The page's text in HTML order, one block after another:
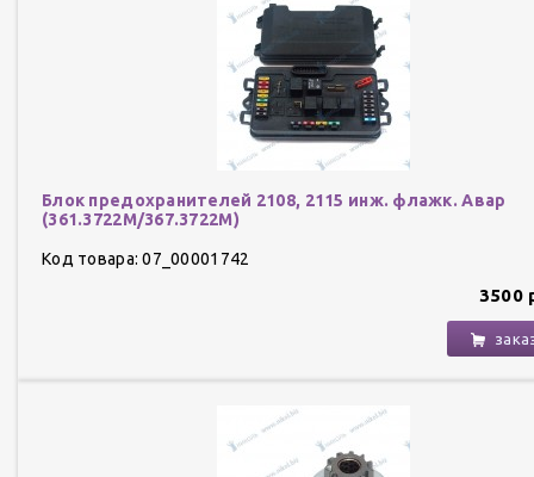
Блок предохранителей 2108, 2115 инж. флажк. Авар
(361.3722М/367.3722М)
Код товара: 07_00001742
3500